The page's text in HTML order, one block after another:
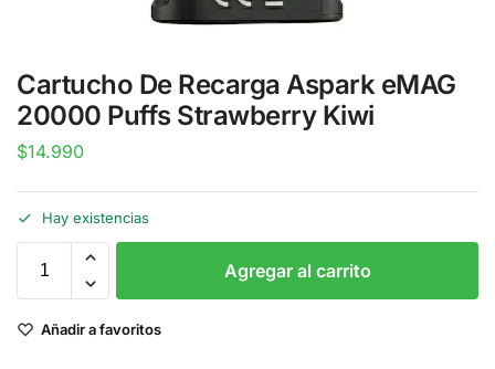
Cartucho De Recarga Aspark eMAG
20000 Puffs Strawberry Kiwi
$14.990
Hay existencias
Agregar al carrito
Añadir a favoritos